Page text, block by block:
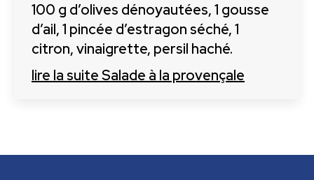
100 g d’olives dénoyautées, 1 gousse
d’ail, 1 pincée d’estragon séché, 1
citron, vinaigrette, persil haché.
lire la suiteSalade à la provençale